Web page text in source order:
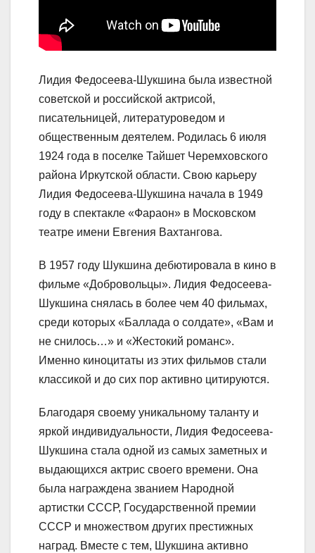
Лидия Федосеева-Шукшина была известной
советской и российской актрисой,
писательницей, литературоведом и
общественным деятелем. Родилась 6 июля
1924 года в поселке Тайшет Черемховского
района Иркутской области. Свою карьеру
Лидия Федосеева-Шукшина начала в 1949
году в спектакле «Фараон» в Московском
театре имени Евгения Вахтангова.
В 1957 году Шукшина дебютировала в кино в
фильме «Добровольцы». Лидия Федосеева-
Шукшина снялась в более чем 40 фильмах,
среди которых «Баллада о солдате», «Вам и
не снилось…» и «Жестокий романс».
Именно киноцитаты из этих фильмов стали
классикой и до сих пор активно цитируются.
Благодаря своему уникальному таланту и
яркой индивидуальности, Лидия Федосеева-
Шукшина стала одной из самых заметных и
выдающихся актрис своего времени. Она
была награждена званием Народной
артистки СССР, Государственной премии
СССР и множеством других престижных
наград. Вместе с тем, Шукшина активно